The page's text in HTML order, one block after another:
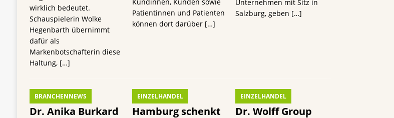
wirklich bedeutet.
Schauspielerin Wolke
Hegenbarth übernimmt
dafür als
Markenbotschafterin diese
Haltung, […]
Patientinnen und Patienten
können dort darüber […]
Unternehmen mit Sitz in
Salzburg, geben […]
BRANCHENNEWS
Dr. Anika Burkard
EINZELHANDEL
Hamburg schenkt
EINZELHANDEL
Dr. Wolff Group